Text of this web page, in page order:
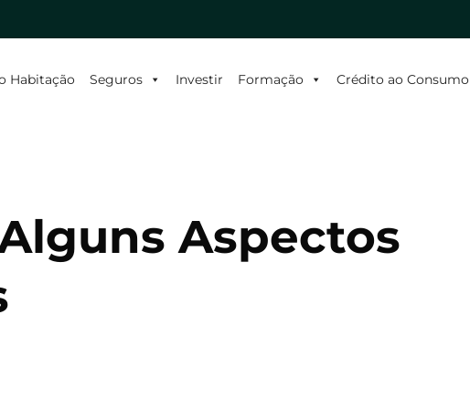
Habitação Seguros Investir Formação Crédito ao Consumo
Aspectos